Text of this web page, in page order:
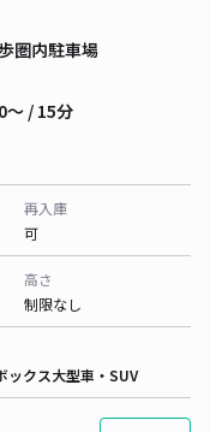
圏内駐車場
〜 / 15分
再入庫
可
高さ
制限なし
ックス大型車・SUV